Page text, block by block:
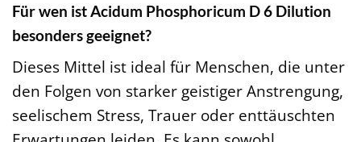
Für wen ist Acidum Phosphoricum D 6 Dilution
besonders geeignet?
Dieses Mittel ist ideal für Menschen, die unter
den Folgen von starker geistiger Anstrengung,
seelischem Stress, Trauer oder enttäuschten